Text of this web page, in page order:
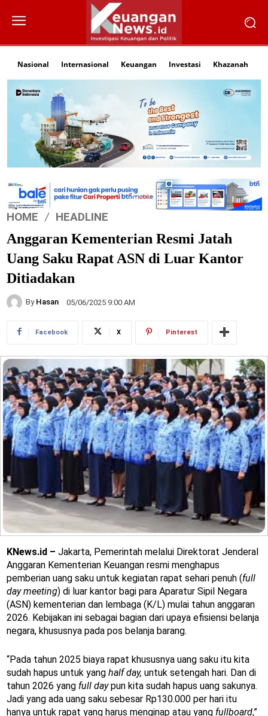
Nasional Internasional Keuangan Investasi Khazanah
HOME HEADLINE
Anggaran Kementerian Resmi Jatah
Uang Saku Rapat ASN di Luar Kantor
Ditiadakan
By Hasan 05/06/2025 9:00 AM
Facebook X Pinterest
KNews.id – Jakarta, Pemerintah melalui Direktorat Jenderal
Anggaran Kementerian Keuangan resmi menghapus
pemberian uang saku untuk kegiatan rapat sehari penuh (full
day meeting) di luar kantor bagi para Aparatur Sipil Negara
(ASN) kementerian dan lembaga (K/L) mulai tahun anggaran
2026. Kebijakan ini sebagai bagian dari upaya efisiensi belanja
negara, khususnya pada pos belanja barang.
“Pada tahun 2025 biaya rapat khususnya uang saku itu kita
sudah hapus untuk yang half day, untuk setengah hari. Dan di
tahun 2026 yang full daypun kita sudah hapus uang sakunya.
Jadi yang ada uang saku sebesar Rp130.000 per hari itu
hanya untuk rapat yang harus menginap atau yang fullboard,”